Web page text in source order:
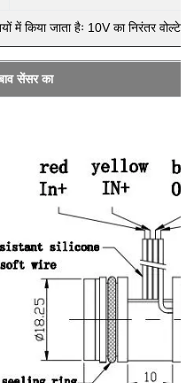
में किया जाता हैः 10V का निरंतर
सेंसर का